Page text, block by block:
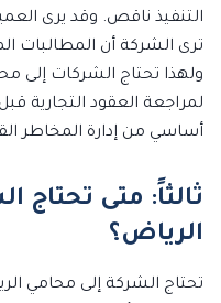
التنفيذ ناقص. وقد يرى
ترى الشركة أن المطالبات
ولهذا تحتاج الشركات إلى
لمراجعة العقود التجارية
أساسي من إدارة المخاطر
ثالثاً: متى تحتاج
الرياض؟
تحتاج الشركة إلى محامي